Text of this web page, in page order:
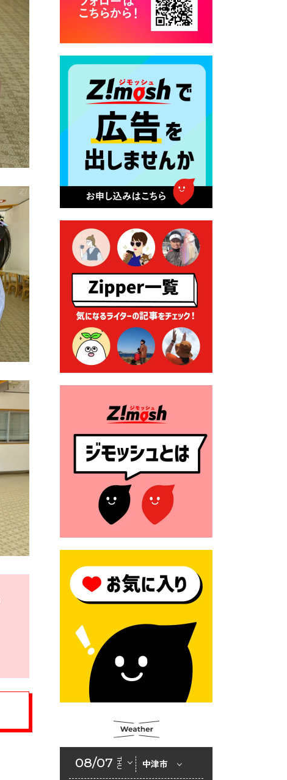
2026年7月10日 畑冷泉館の営
業について
2026年7月10日 台湾伝統音楽
団体 「北埔八音団・楽善軒」
公演開催のお知らせ
2026年7月9日 クラウドファ
ンディング型ふるさと納税の
実施について
2026年7月9日 農地法等に係
る各種申請に係る登記事項証
明書の添付省略について
2026年7月9日 廃食用油の回
収
2026年7月7日 「おゆずりコ
ーナー」について
2026年7月1日 豊前市民プール
一般開放
2026年7月1日 「豊前市定住促
進奨励金」が始まります！
（令和８年４月１日施行）
2026年6月25日 指定ごみ袋価
格改定
市佐野・則尾育英会奨学生募
集の「てびき」
2026年6月22日 神楽人の祭展
2026年6月18日 セアカゴケグ
モにご注意ください！
2026年6月17日 クーリングシ
ェルターの指定
2026年6月10日 令和８年経済
センサス-活動調査
2026年6月5日 新婚世帯の家
賃の助成をしています
2026年6月2日 戸籍に氏名の
振り仮名が記載されます
審査申請（建設工事・建設コ
2026年6月1日 山田地域づくり
協議会
08/07 THU 中津市